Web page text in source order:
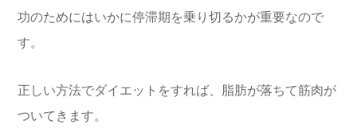
功のためにはいかに停滞期を乗り切るかが重要なので
す。
正しい方法でダイエットをすれば、脂肪が落ちて筋肉が
ついてきます。